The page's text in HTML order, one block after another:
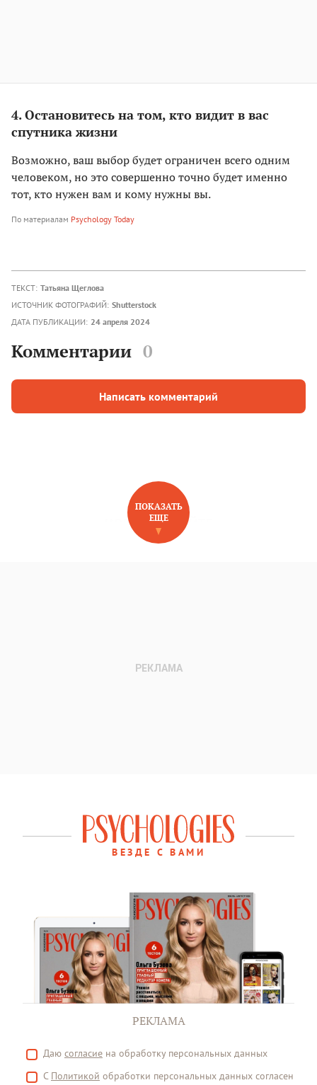
4. Остановитесь на том, кто видит в вас
спутника жизни
Возможно, ваш выбор будет ограничен всего одним
человеком, но это совершенно точно будет именно
тот, кто нужен вам и кому нужны вы.
По материалам Psychology Today
ТЕКСТ: Татьяна Щеглова
ИСТОЧНИК ФОТОГРАФИЙ: Shutterstock
ДАТА ПУБЛИКАЦИИ: 24 апреля 2024
Комментарии 0
Написать комментарий
НОВОЕ НА САЙТЕ
ПОКАЗАТЬ
ЕЩЕ
ВЕЗДЕ С ВАМИ
РЕКЛАМА
Даю согласие на обработку персональных данных
С Политикой обработки персональных данных согласен